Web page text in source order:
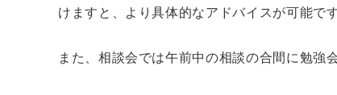
けますと、より具体的なアドバイスが可能です
また、相談会では午前中の相談の合間に勉強